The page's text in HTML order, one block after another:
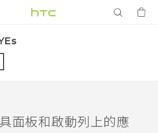
面板和啟動列上的應